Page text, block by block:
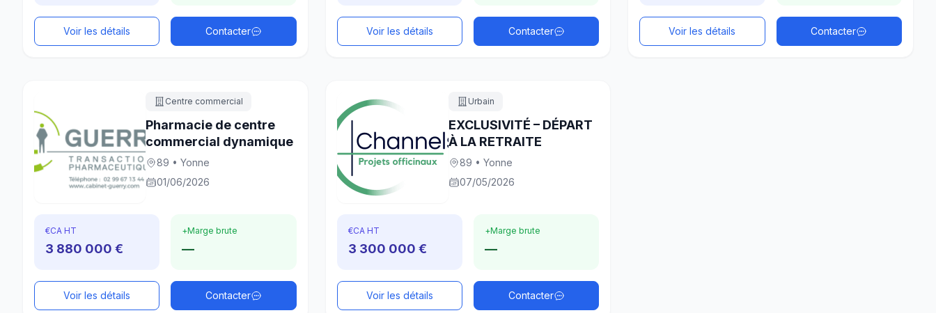
Voir les détails Contacter Voir les détails Contacter Voir les détails Contacter
Centre commercial
Pharmacie de centre
commercial dynamique
89 • Yonne
01/06/2026
€CA HT
3 880 000 €
+Marge brute
—
Voir les détails Contacter
Urbain
EXCLUSIVITÉ – DÉPART
À LA RETRAITE
89 • Yonne
07/05/2026
€CA HT
3 300 000 €
+Marge brute
—
Voir les détails Contacter